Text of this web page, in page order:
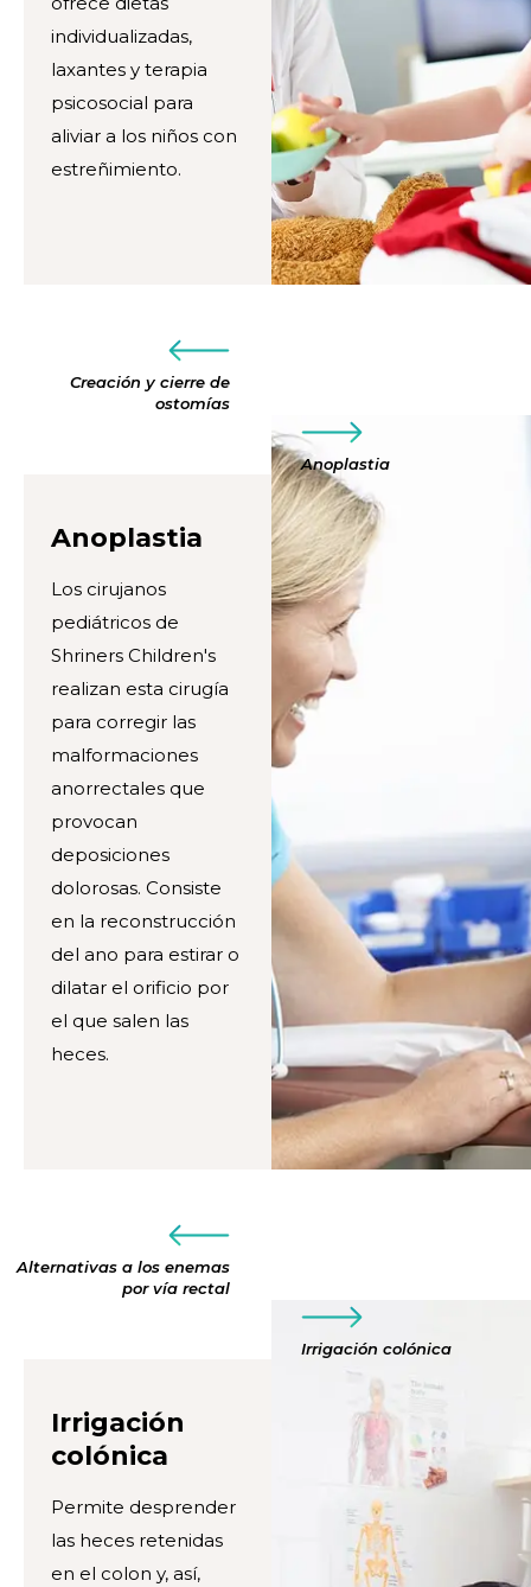
individualizadas,
laxantes y terapia
psicosocial para
aliviar a los niños con
estreñimiento.
Creación y cierre de
ostomías
Anoplastia
Anoplastia
Los cirujanos
pediátricos de
Shriners Children's
realizan esta cirugía
para corregir las
malformaciones
anorrectales que
provocan
deposiciones
dolorosas. Consiste
en la reconstrucción
del ano para estirar o
dilatar el orificio por
el que salen las
heces.
Alternativas a los enemas
por vía rectal
Irrigación colónica
Irrigación
colónica
Permite desprender
las heces retenidas
en el colon y, así,